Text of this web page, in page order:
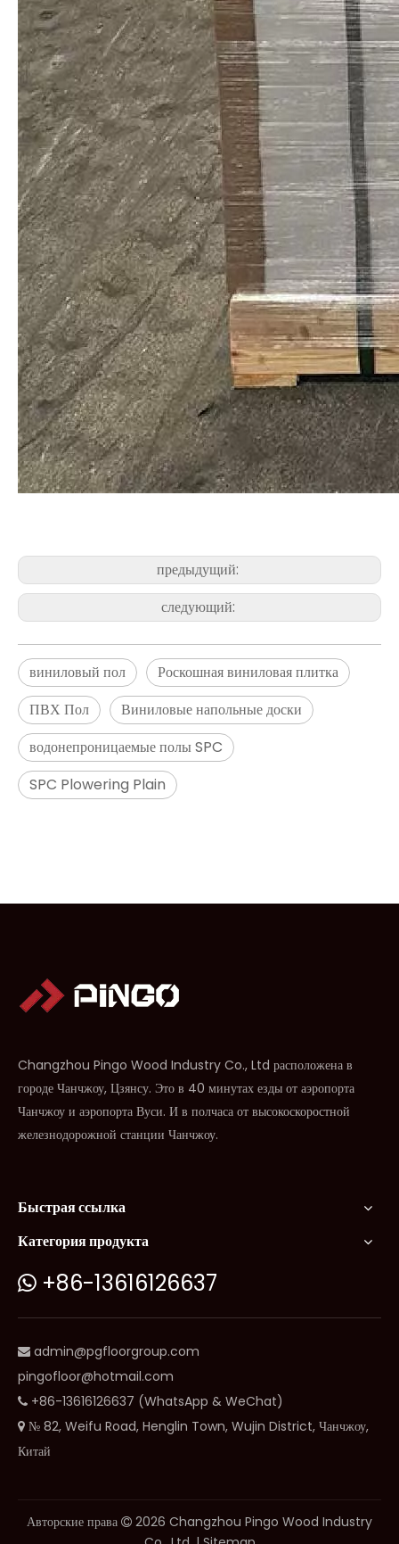
предыдущий:
следующий:
виниловый пол
Роскошная виниловая плитка
ПВХ Пол
Виниловые напольные доски
водонепроницаемые полы SPC
SPC Plowering Plain
Changzhou Pingo Wood Industry Co., Ltd расположена в
городе Чанчжоу, Цзянсу. Это в 40 минутах езды от аэропорта
Чанчжоу и аэропорта Вуси. И в полчаса от высокоскоростной
железнодорожной станции Чанчжоу.
Быстрая ссылка
Категория продукта
 +86-13616126637
 admin@pgfloorgroup.com
pingofloor@hotmail.com
 +86-13616126637 (WhatsApp & WeChat)
 № 82, Weifu Road, Henglin Town, Wujin District, Чанчжоу,
Китай
Авторские права  2026 Changzhou Pingo Wood Industry